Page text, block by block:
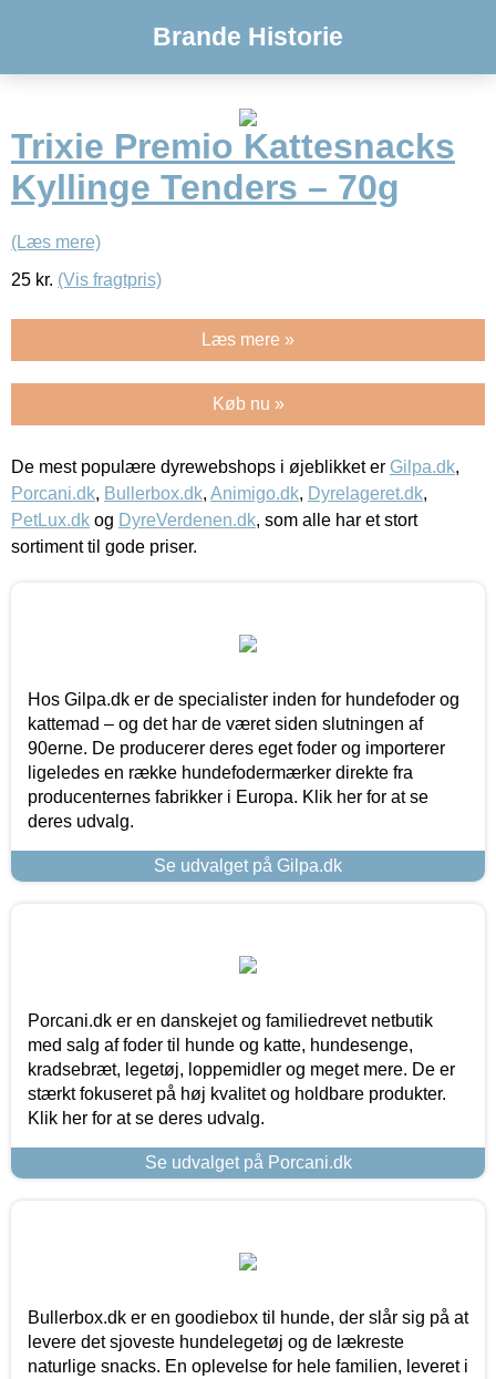
Brande Historie
Trixie Premio Kattesnacks
Kyllinge Tenders – 70g
(Læs mere)
25 kr. (Vis fragtpris)
Læs mere »
Køb nu »
De mest populære dyrewebshops i øjeblikket er Gilpa.dk,
Porcani.dk, Bullerbox.dk, Animigo.dk, Dyrelageret.dk,
PetLux.dk og DyreVerdenen.dk, som alle har et stort
sortiment til gode priser.
Hos Gilpa.dk er de specialister inden for hundefoder og
kattemad – og det har de været siden slutningen af
90erne. De producerer deres eget foder og importerer
ligeledes en række hundefodermærker direkte fra
producenternes fabrikker i Europa. Klik her for at se
deres udvalg.
Se udvalget på Gilpa.dk
Porcani.dk er en danskejet og familiedrevet netbutik
med salg af foder til hunde og katte, hundesenge,
kradsebræt, legetøj, loppemidler og meget mere. De er
stærkt fokuseret på høj kvalitet og holdbare produkter.
Klik her for at se deres udvalg.
Se udvalget på Porcani.dk
Bullerbox.dk er en goodiebox til hunde, der slår sig på at
levere det sjoveste hundelegetøj og de lækreste
naturlige snacks. En oplevelse for hele familien, leveret i